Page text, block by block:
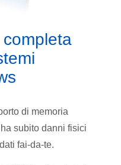
di memoria
subito danni fisici
fai-da-te.